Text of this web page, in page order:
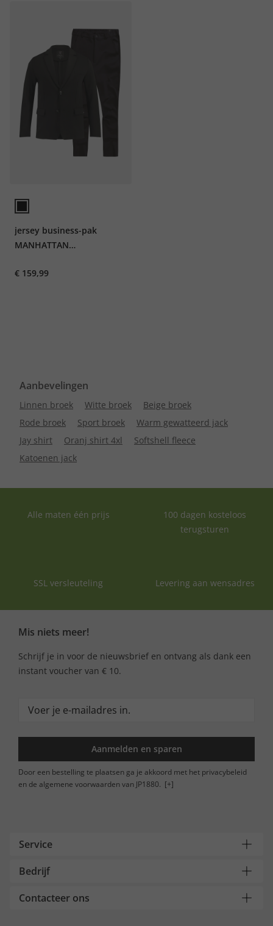
jersey business-pak
MANHATTAN
€ 159,99
Aanbevelingen
Linnen broek Witte broek
Beige broek
Rode broek
Sport broek
Warm gewatteerd jack
Jay shirt
Oranj shirt 4xl
Softshell fleece
Katoenen jack
Alle maten één prijs
100 dagen kosteloos
terugsturen
SSL versleuteling Levering aan wensadres
Mis niets meer!
Schrijf je in voor de nieuwsbrief en ontvang als dank een
instant voucher van € 10.
Aanmelden en sparen
Door een bestelling te plaatsen ga je akkoord met het privacybeleid
en de algemene voorwaarden van JP1880. [+]
Service
Bedrijf
Contacteer ons